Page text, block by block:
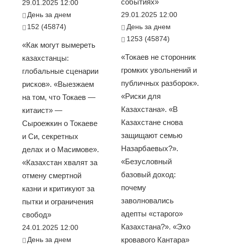
29.01.2025 12:00
День за днем
152 (45874)
«Как могут вымереть
казахстанцы:
глобальные сценарии
рисков». «Выезжаем
на том, что Токаев —
китаист» —
Сыроежкин о Токаеве
и Си, секретных
делах и о Масимове».
«Казахстан хвалят за
отмену смертной
казни и критикуют за
пытки и ограничения
свобод»
24.01.2025 12:00
День за днем
событиях»
29.01.2025 12:00
День за днем
1253 (45874)
«Токаев не сторонник
громких увольнений и
публичных разборок».
«Риски для
Казахстана». «В
Казахстане снова
защищают семью
Назарбаевых?».
«Безусловный
базовый доход:
почему
заволновались
адепты «старого»
Казахстана?». «Эхо
кровавого Кантара»